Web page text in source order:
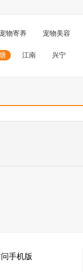
宠物寄养 宠物美容
江南 兴宁
手机版